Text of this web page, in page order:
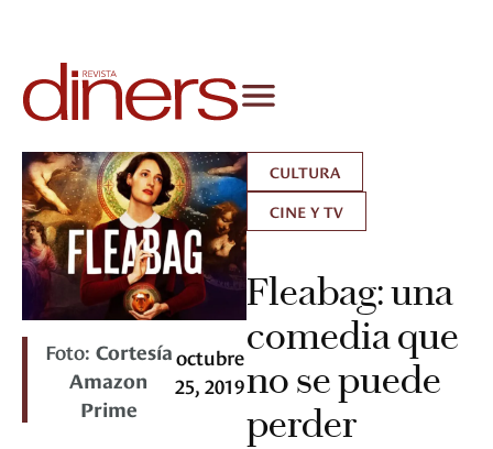
Foto: Cortesía
Amazon
Prime
octubre
25, 2019
CULTURA
CINE Y TV
Fleabag: una
comedia que
no se puede
perder